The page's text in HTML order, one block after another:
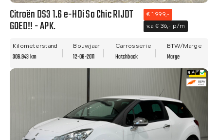
Citroën DS3 1.6 e-HDi So Chic RIJDT
GOED!! - APK.
€ 1.999,-
v.a € 36,- p/m
Kilometerstand
306.943 km
Bouwjaar
12-08-2011
Carrosserie
Hatchback
BTW/Marge
Marge